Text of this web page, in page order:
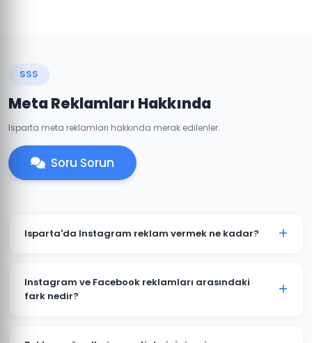
SSS
Meta Reklamları Hakkında
Isparta meta reklamları hakkında merak edilenler.
Soru Sorun
Isparta'da Instagram reklam vermek ne kadar?
sektörünüze göre değişir. Isparta'daki işletmeniz için
günlük 50 TL'den başlayan bütçelerle etkili
Instagram ve Facebook reklamları arasındaki
fark nedir?
yöneticisinden yönetilir. Isparta'daki hedef kitlenizin